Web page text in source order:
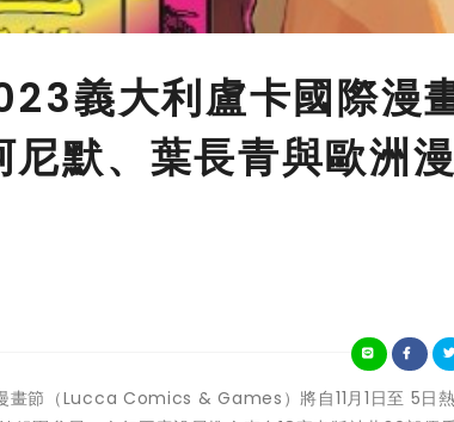
義大利盧卡國際漫
默、葉長青與歐洲
畫節（Lucca Comics & Games）將自11月1日至 5日